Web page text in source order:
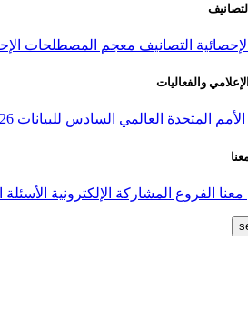
التصانيف معجم المصطلحات
والفعاليات
المتحدة العالمي السادس للبيانات 2026
الفروع المشاركة الإلكترونية